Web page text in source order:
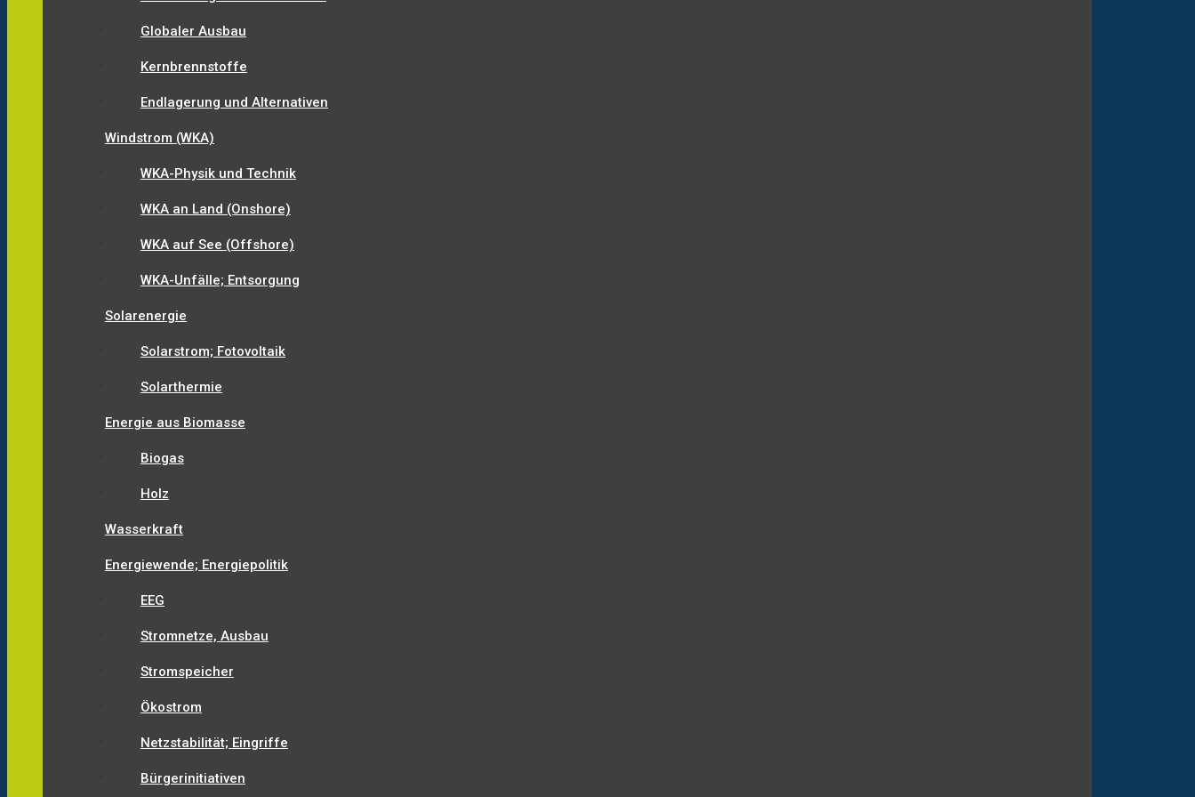
Globaler Ausbau
Kernbrennstoffe
Endlagerung und Alternativen
Windstrom (WKA)
WKA-Physik und Technik
WKA an Land (Onshore)
WKA auf See (Offshore)
WKA-Unfälle; Entsorgung
Solarenergie
Solarstrom; Fotovoltaik
Solarthermie
Energie aus Biomasse
Biogas
Holz
Wasserkraft
Energiewende; Energiepolitik
EEG
Stromnetze, Ausbau
Stromspeicher
Ökostrom
Netzstabilität; Eingriffe
Bürgerinitiativen